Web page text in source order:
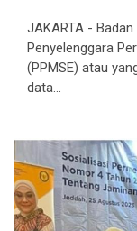
JAKARTA -
Penyelenggara
(PPMSE) atau
data...